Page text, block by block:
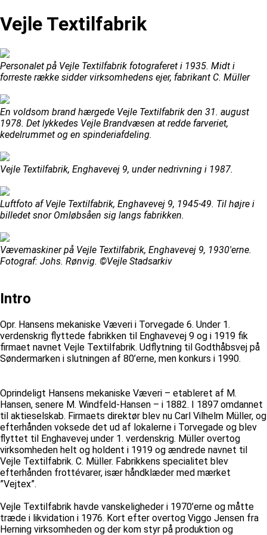
Vejle Textilfabrik
Personalet på Vejle Textilfabrik fotograferet i 1935. Midt i
forreste række sidder virksomhedens ejer, fabrikant C. Müller
En voldsom brand hærgede Vejle Textilfabrik den 31. august
1978. Det lykkedes Vejle Brandvæsen at redde farveriet,
kedelrummet og en spinderiafdeling.
Vejle Textilfabrik, Enghavevej 9, under nedrivning i 1987.
Luftfoto af Vejle Textilfabrik, Enghavevej 9, 1945-49. Til højre i
billedet snor Omløbsåen sig langs fabrikken.
Vævemaskiner på Vejle Textilfabrik, Enghavevej 9, 1930'erne.
Fotograf: Johs. Rønvig. ©Vejle Stadsarkiv
Intro
Opr. Hansens mekaniske Væveri i Torvegade 6. Under 1.
verdenskrig flyttede fabrikken til Enghavevej 9 og i 1919 fik
firmaet navnet Vejle Textilfabrik. Udflytning til Godthåbsvej på
Søndermarken i slutningen af 80’erne, men konkurs i 1990.
Oprindeligt Hansens mekaniske Væveri – etableret af M.
Hansen, senere M. Windfeld-Hansen – i 1882. I 1897 omdannet
til aktieselskab. Firmaets direktør blev nu Carl Vilhelm Müller, og
efterhånden voksede det ud af lokalerne i Torvegade og blev
flyttet til Enghavevej under 1. verdenskrig. Müller overtog
virksomheden helt og holdent i 1919 og ændrede navnet til
Vejle Textilfabrik. C. Müller. Fabrikkens specialitet blev
efterhånden frottévarer, især håndklæder med mærket
”Vejtex”.
Vejle Textilfabrik havde vanskeligheder i 1970’erne og måtte
træde i likvidation i 1976. Kort efter overtog Viggo Jensen fra
Herning virksomheden og der kom styr på produktion og